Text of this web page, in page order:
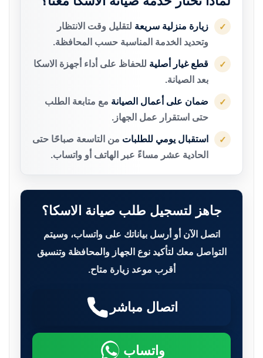
✓ زيارة منزلية سريعة لتقليل وقت الانتظار
وتحديد الخدمة المناسبة حسب المحافظة.
✓ قطع غيار أصلية للحفاظ على أداء أجهزة الاسكا
بعد الصيانة.
✓ ضمان على أعمال الصيانة مع متابعة الطلب
حتى استقرار عمل الجهاز.
✓ استقبال يومي للطلبات من التاسعة صباحًا حتى
الحادية عشر مساءً عبر الهاتف أو واتساب.
جاهز لتسجيل طلب صيانة الاسكا؟
اتصل الآن أو أرسل بياناتك على واتساب، وسيتم
التواصل معك لتأكيد نوع الجهاز والمحافظة وتنسيق
أقرب موعد زيارة متاح.
اتصال مباشر
واتساب